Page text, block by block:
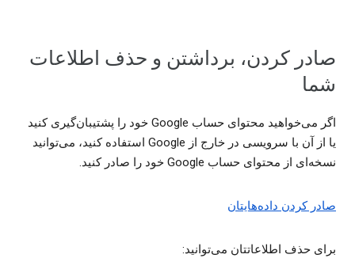
صادر کردن، برداشتن و حذف اطلاعات
شما
اگر می‌خواهید محتوای حساب Google خود را پشتیبان‌گیری کنید
یا از آن با سرویسی در خارج از Google استفاده کنید، می‌توانید
نسخه‌ای از محتوای حساب Google خود را صادر کنید.
صادر کردن داده‌هایتان
برای حذف اطلاعاتتان می‌توانید: